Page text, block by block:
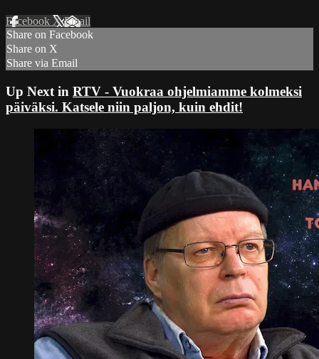
Facebook XEmail
Share on Facebook
Share on X
Share via Email
Up Next in RTV - Vuokraa ohjelmiamme kolmeksi
päiväksi. Katsele niin paljon, kuin ehdit!